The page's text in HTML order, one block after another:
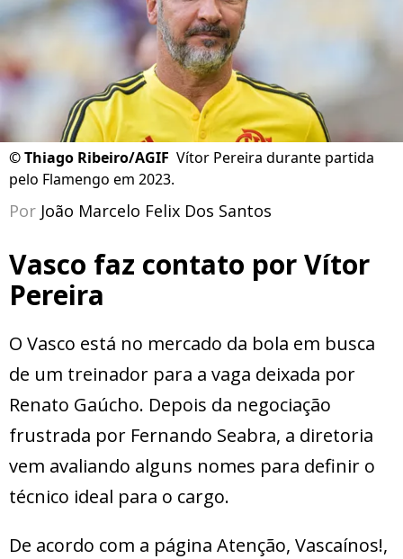
©Thiago Ribeiro/AGIF Vítor Pereira durante partida
pelo Flamengo em 2023.
Por João Marcelo Felix Dos Santos
Vasco faz contato por Vítor
Pereira
O Vasco está no mercado da bola em busca
de um treinador para a vaga deixada por
Renato Gaúcho. Depois da negociação
frustrada por Fernando Seabra, a diretoria
vem avaliando alguns nomes para definir o
técnico ideal para o cargo.
De acordo com a página Atenção, Vascaínos!,